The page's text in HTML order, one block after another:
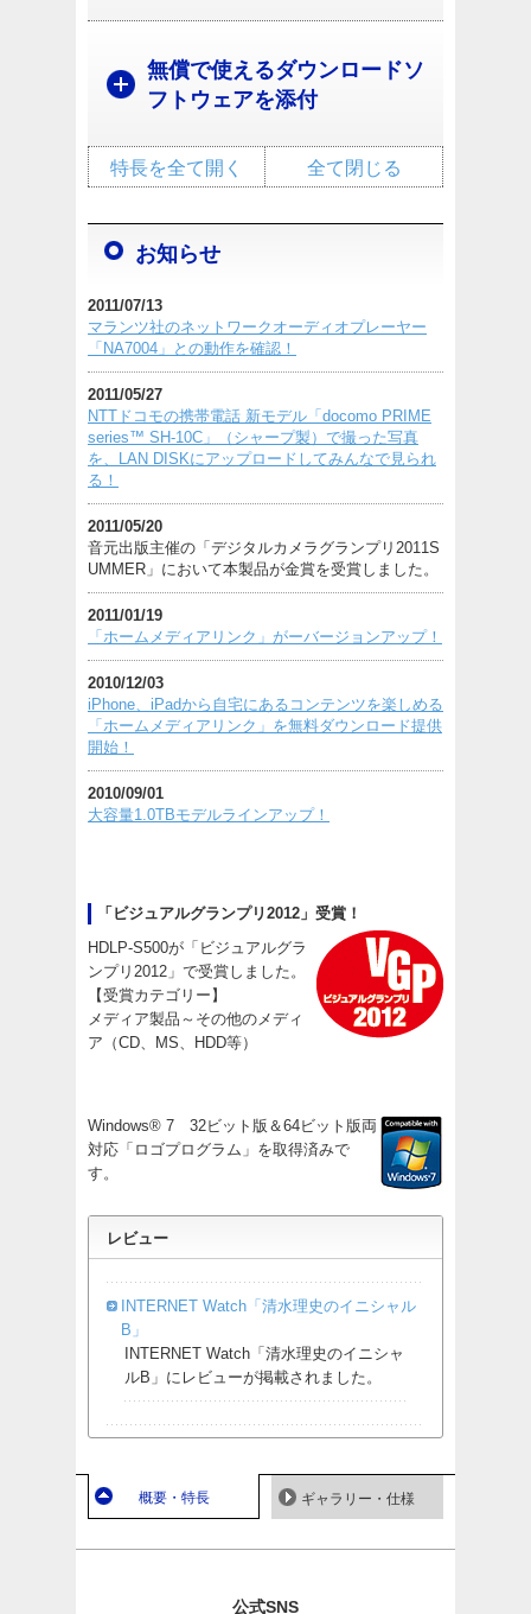
無償で使えるダウンロードソ
フトウェアを添付
全て閉じる
特長を全て開く
お知らせ
2011/07/13
マランツ社のネットワークオーディオプレーヤー
「NA7004」との動作を確認！
2011/05/27
NTTドコモの携帯電話 新モデル「docomo PRIME
series™ SH-10C」（シャープ製）で撮った写真
を、LAN DISKにアップロードしてみんなで見られ
る！
2011/05/20
音元出版主催の「デジタルカメラグランプリ2011S
UMMER」において本製品が金賞を受賞しました。
2011/01/19
「ホームメディアリンク」がーバージョンアップ！
2010/12/03
iPhone、iPadから自宅にあるコンテンツを楽しめる
「ホームメディアリンク」を無料ダウンロード提供
開始！
2010/09/01
大容量1.0TBモデルラインアップ！
「ビジュアルグランプリ2012」受賞！
HDLP-S500が「ビジュアルグラ
ンプリ2012」で受賞しました。
【受賞カテゴリー】
メディア製品～その他のメディ
ア（CD、MS、HDD等）
Windows® 7 32ビット版＆64ビット版両
対応「ロゴプログラム」を取得済みで
す。
レビュー
INTERNET Watch「清水理史のイニシャル
B」
INTERNET Watch「清水理史のイニシャ
ルB」にレビューが掲載されました。
概要・特長 ギャラリー・仕様
公式SNS